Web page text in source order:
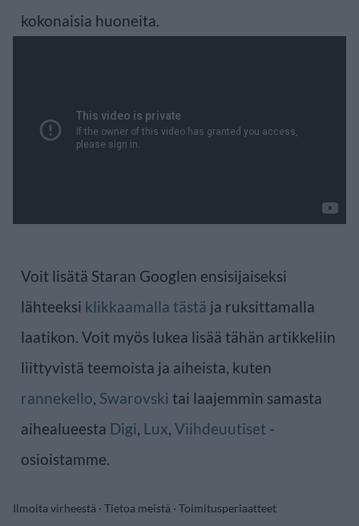
kokonaisia huoneita.
Voit lisätä Staran Googlen ensisijaiseksi
lähteeksi klikkaamalla tästä ja ruksittamalla
laatikon. Voit myös lukea lisää tähän artikkeliin
liittyvistä teemoista ja aiheista, kuten
rannekello, Swarovski tai laajemmin samasta
aihealueesta Digi, Lux, Viihdeuutiset -
osioistamme.
Ilmoita virheestä · Tietoa meistä · Toimitusperiaatteet